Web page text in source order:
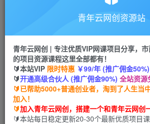
搭建同款网站，自己当老板
首页 创业课程 会员免费 正文
拼多多黑标申请流程，帮助商家获
动优先资格，助力品牌溢价与转化
青年云网创
32天前发布
青年云网创资源站
青年云网创 | 专注优质VIP网课项目分享，
的项目资源课程这里全部都有！
🔰本站VIP 限时特惠 ￥99/年 (推广佣金50%)
🔰开通高级合伙人 (推广佣金90%) 全站资源
🔰已帮助5000+普通创业者，淘到了人生当
加入！
🔰加入青年云网创，搭建一个和青年云网创
🔰本站每日稳定更新20-30个最新优质项目